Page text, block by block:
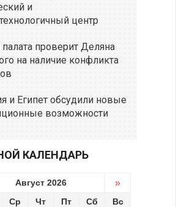
и
центр
палата проверит Деляна
на наличие конфликта
и Египет обсудили новые
возможности
КАЛЕНДАРЬ
Август 2026 »
Ср Чт Пт Сб Вс